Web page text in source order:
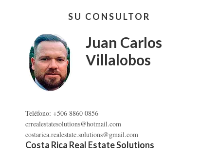
primaria
SU CONSULTOR
Juan Carlos
Villalobos
Teléfono: +506 8860 0856
crrealestatesolutions@hotmail.com
costarica.realestate.solutions@gmail.com
Costa Rica Real Estate Solutions